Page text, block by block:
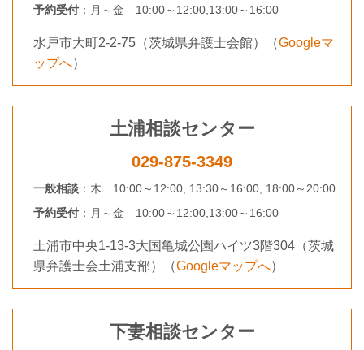
予約受付 ： 月～金 10:00～12:00, 13:00～16:00
水戸市大町2-2-75（茨城県弁護士会館） （Googleマ
ップへ）
土浦相談センター
029-875-3349
一般相談 ： 木 10:00～12:00, 13:30～16:00, 18:00～20:00
予約受付 ： 月～金 10:00～12:00, 13:00～16:00
土浦市中央1-13-3大国亀城公園ハイツ3階304（茨城
県弁護士会土浦支部）
（Googleマップへ）
下妻相談センター